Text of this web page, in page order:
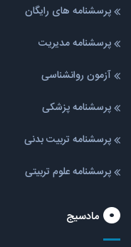
پرسشنامه های رایگان
پرسشنامه مدیریت
آزمون روانشناسی
پرسشنامه پزشکی
پرسشنامه تربیت بدنی
پرسشنامه علوم تربیتی
مادسیج